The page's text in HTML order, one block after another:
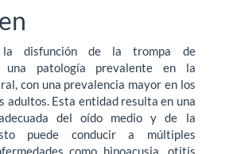
la disfunción de la trompa de
una patología prevalente en la
con una prevalencia mayor en los
adultos. Esta entidad resulta en una
del oído medio y de la
puede conducir a múltiples
como hipoacusia, otitis